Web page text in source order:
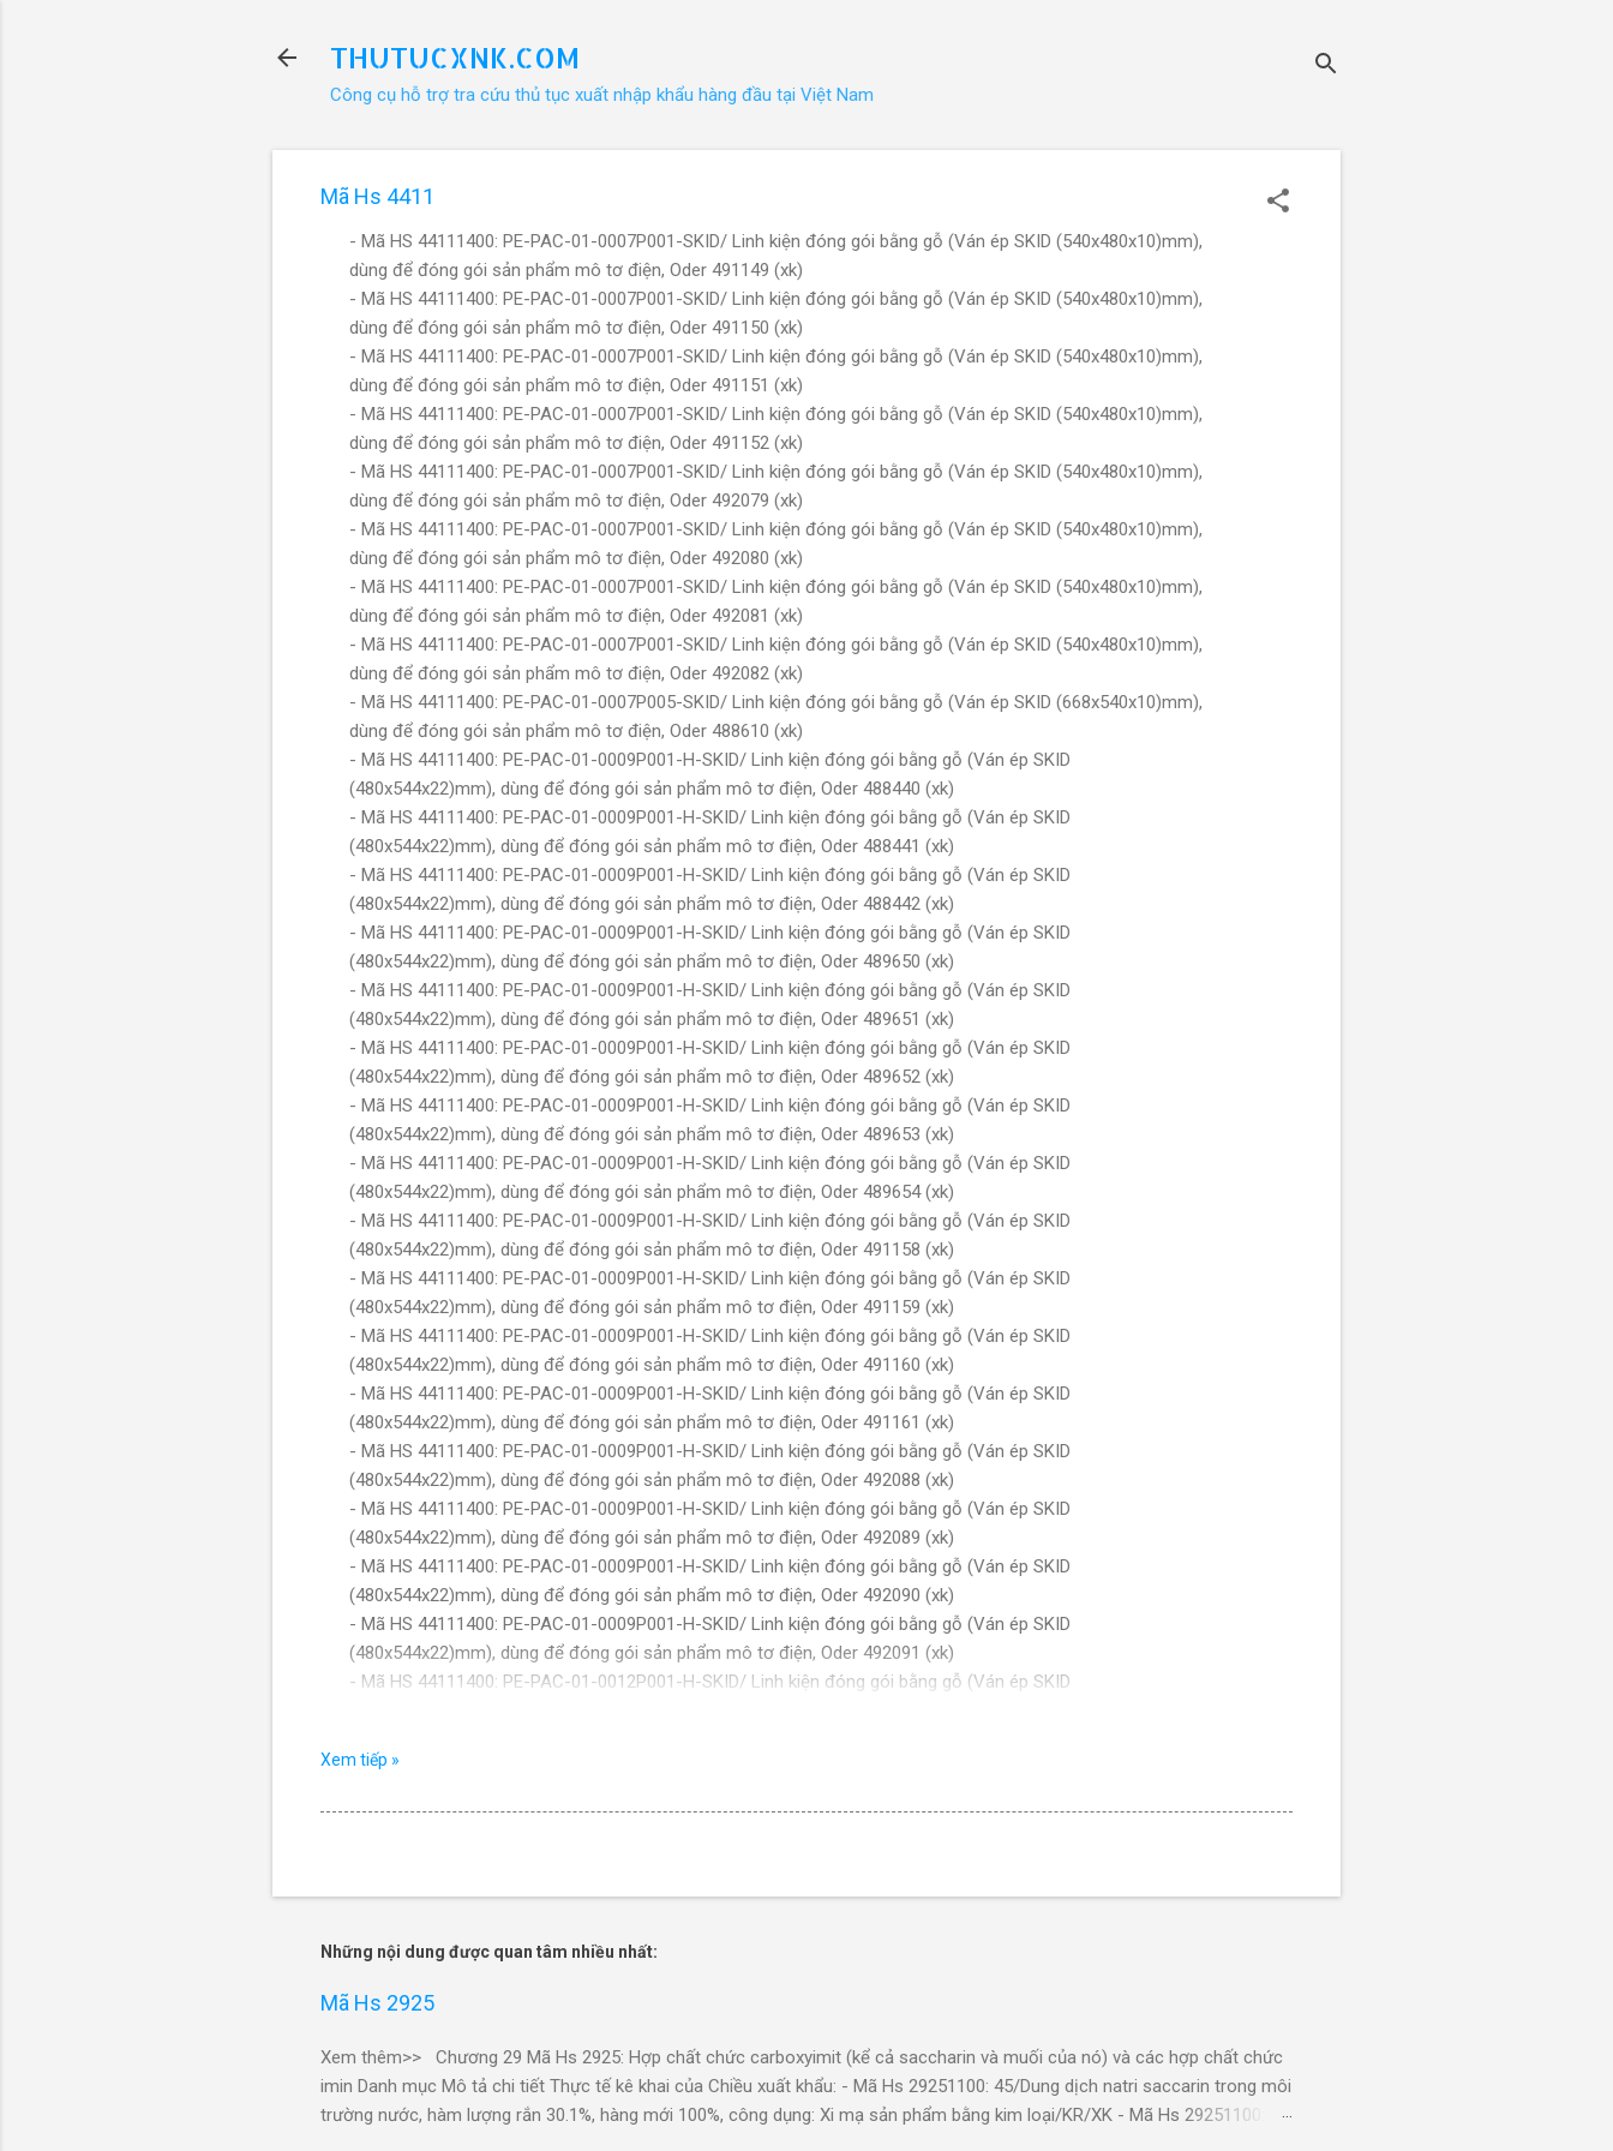
THUTUCXNK.COM
Công cụ hỗ trợ tra cứu thủ tục xuất nhập khẩu hàng đầu tại Việt Nam
Mã Hs 4411
- Mã HS 44111400: PE-PAC-01-0007P001-SKID/ Linh kiện đóng gói bằng gỗ (Ván ép SKID (540x480x10)mm),
dùng để đóng gói sản phẩm mô tơ điện, Oder 491149 (xk)
- Mã HS 44111400: PE-PAC-01-0007P001-SKID/ Linh kiện đóng gói bằng gỗ (Ván ép SKID (540x480x10)mm),
dùng để đóng gói sản phẩm mô tơ điện, Oder 491150 (xk)
- Mã HS 44111400: PE-PAC-01-0007P001-SKID/ Linh kiện đóng gói bằng gỗ (Ván ép SKID (540x480x10)mm),
dùng để đóng gói sản phẩm mô tơ điện, Oder 491151 (xk)
- Mã HS 44111400: PE-PAC-01-0007P001-SKID/ Linh kiện đóng gói bằng gỗ (Ván ép SKID (540x480x10)mm),
dùng để đóng gói sản phẩm mô tơ điện, Oder 491152 (xk)
- Mã HS 44111400: PE-PAC-01-0007P001-SKID/ Linh kiện đóng gói bằng gỗ (Ván ép SKID (540x480x10)mm),
dùng để đóng gói sản phẩm mô tơ điện, Oder 492079 (xk)
- Mã HS 44111400: PE-PAC-01-0007P001-SKID/ Linh kiện đóng gói bằng gỗ (Ván ép SKID (540x480x10)mm),
dùng để đóng gói sản phẩm mô tơ điện, Oder 492080 (xk)
- Mã HS 44111400: PE-PAC-01-0007P001-SKID/ Linh kiện đóng gói bằng gỗ (Ván ép SKID (540x480x10)mm),
dùng để đóng gói sản phẩm mô tơ điện, Oder 492081 (xk)
- Mã HS 44111400: PE-PAC-01-0007P001-SKID/ Linh kiện đóng gói bằng gỗ (Ván ép SKID (540x480x10)mm),
dùng để đóng gói sản phẩm mô tơ điện, Oder 492082 (xk)
- Mã HS 44111400: PE-PAC-01-0007P005-SKID/ Linh kiện đóng gói bằng gỗ (Ván ép SKID (668x540x10)mm),
dùng để đóng gói sản phẩm mô tơ điện, Oder 488610 (xk)
- Mã HS 44111400: PE-PAC-01-0009P001-H-SKID/ Linh kiện đóng gói bằng gỗ (Ván ép SKID
(480x544x22)mm), dùng để đóng gói sản phẩm mô tơ điện, Oder 488440 (xk)
- Mã HS 44111400: PE-PAC-01-0009P001-H-SKID/ Linh kiện đóng gói bằng gỗ (Ván ép SKID
(480x544x22)mm), dùng để đóng gói sản phẩm mô tơ điện, Oder 488441 (xk)
- Mã HS 44111400: PE-PAC-01-0009P001-H-SKID/ Linh kiện đóng gói bằng gỗ (Ván ép SKID
(480x544x22)mm), dùng để đóng gói sản phẩm mô tơ điện, Oder 488442 (xk)
- Mã HS 44111400: PE-PAC-01-0009P001-H-SKID/ Linh kiện đóng gói bằng gỗ (Ván ép SKID
(480x544x22)mm), dùng để đóng gói sản phẩm mô tơ điện, Oder 489650 (xk)
- Mã HS 44111400: PE-PAC-01-0009P001-H-SKID/ Linh kiện đóng gói bằng gỗ (Ván ép SKID
(480x544x22)mm), dùng để đóng gói sản phẩm mô tơ điện, Oder 489651 (xk)
- Mã HS 44111400: PE-PAC-01-0009P001-H-SKID/ Linh kiện đóng gói bằng gỗ (Ván ép SKID
(480x544x22)mm), dùng để đóng gói sản phẩm mô tơ điện, Oder 489652 (xk)
- Mã HS 44111400: PE-PAC-01-0009P001-H-SKID/ Linh kiện đóng gói bằng gỗ (Ván ép SKID
(480x544x22)mm), dùng để đóng gói sản phẩm mô tơ điện, Oder 489653 (xk)
- Mã HS 44111400: PE-PAC-01-0009P001-H-SKID/ Linh kiện đóng gói bằng gỗ (Ván ép SKID
(480x544x22)mm), dùng để đóng gói sản phẩm mô tơ điện, Oder 489654 (xk)
- Mã HS 44111400: PE-PAC-01-0009P001-H-SKID/ Linh kiện đóng gói bằng gỗ (Ván ép SKID
(480x544x22)mm), dùng để đóng gói sản phẩm mô tơ điện, Oder 491158 (xk)
- Mã HS 44111400: PE-PAC-01-0009P001-H-SKID/ Linh kiện đóng gói bằng gỗ (Ván ép SKID
(480x544x22)mm), dùng để đóng gói sản phẩm mô tơ điện, Oder 491159 (xk)
- Mã HS 44111400: PE-PAC-01-0009P001-H-SKID/ Linh kiện đóng gói bằng gỗ (Ván ép SKID
(480x544x22)mm), dùng để đóng gói sản phẩm mô tơ điện, Oder 491160 (xk)
- Mã HS 44111400: PE-PAC-01-0009P001-H-SKID/ Linh kiện đóng gói bằng gỗ (Ván ép SKID
(480x544x22)mm), dùng để đóng gói sản phẩm mô tơ điện, Oder 491161 (xk)
- Mã HS 44111400: PE-PAC-01-0009P001-H-SKID/ Linh kiện đóng gói bằng gỗ (Ván ép SKID
(480x544x22)mm), dùng để đóng gói sản phẩm mô tơ điện, Oder 492088 (xk)
- Mã HS 44111400: PE-PAC-01-0009P001-H-SKID/ Linh kiện đóng gói bằng gỗ (Ván ép SKID
(480x544x22)mm), dùng để đóng gói sản phẩm mô tơ điện, Oder 492089 (xk)
- Mã HS 44111400: PE-PAC-01-0009P001-H-SKID/ Linh kiện đóng gói bằng gỗ (Ván ép SKID
(480x544x22)mm), dùng để đóng gói sản phẩm mô tơ điện, Oder 492090 (xk)
- Mã HS 44111400: PE-PAC-01-0009P001-H-SKID/ Linh kiện đóng gói bằng gỗ (Ván ép SKID
(480x544x22)mm), dùng để đóng gói sản phẩm mô tơ điện, Oder 492091 (xk)
- Mã HS 44111400: PE-PAC-01-0012P001-H-SKID/ Linh kiện đóng gói bằng gỗ (Ván ép SKID
(540x668x22)mm), dùng để đóng gói sản phẩm mô tơ điện, Oder 488449 (xk)
(540x668x22)mm), dùng để đóng gói sản phẩm mô tơ điện, Oder 489663 (xk)
(540x668x22)mm), dùng để đóng gói sản phẩm mô tơ điện, Oder 489664 (xk)
(540x668x22)mm), dùng để đóng gói sản phẩm mô tơ điện, Oder 489665 (xk)
- Mã HS 44111400: PE-PAC-01-0012P001-H-SKID/ Linh kiện đóng gói bằng gỗ (Ván ép SKID
(540x668x22)mm), dùng để đóng gói sản phẩm mô tơ điện, Oder 491168 (xk)
Xem tiếp »
Những nội dung được quan tâm nhiều nhất:
Mã Hs 2925
Xem thêm>> Chương 29 Mã Hs 2925: Hợp chất chức carboxyimit (kể cả saccharin và muối của nó) và các hợp chất chức
imin Danh mục Mô tả chi tiết Thực tế kê khai của Chiều xuất khẩu: - Mã Hs 29251100: 45/Dung dịch natri saccarin trong môi
trường nước, hàm lượng rắn 30.1%, hàng mới 100%, công dụng: Xi mạ sản phẩm bằng kim loại/KR/XK - Mã Hs 29251100: